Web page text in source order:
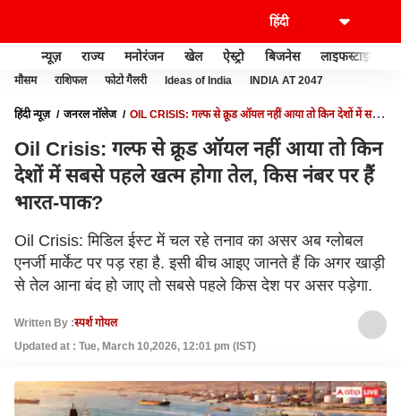
न्यूज़ राज्य मनोरंजन खेल ऐस्ट्रो बिजनेस लाइफस्टाइल
मौसम राशिफल फोटो गैलरी Ideas of India INDIA AT 2047
हिंदी न्यूज़ जनरल नॉलेज
OIL CRISIS: गल्फ से क्रूड ऑयल नहीं आया तो किन देशों में सबसे
Oil Crisis: गल्फ से क्रूड ऑयल नहीं आया तो किन
देशों में सबसे पहले खत्म होगा तेल, किस नंबर पर हैं
भारत-पाक?
Oil Crisis: मिडिल ईस्ट में चल रहे तनाव का असर अब ग्लोबल
एनर्जी मार्केट पर पड़ रहा है. इसी बीच आइए जानते हैं कि अगर खाड़ी
से तेल आना बंद हो जाए तो सबसे पहले किस देश पर असर पड़ेगा.
Written By :स्पर्श गोयल
Updated at : Tue, March 10,2026, 12:01 pm (IST)